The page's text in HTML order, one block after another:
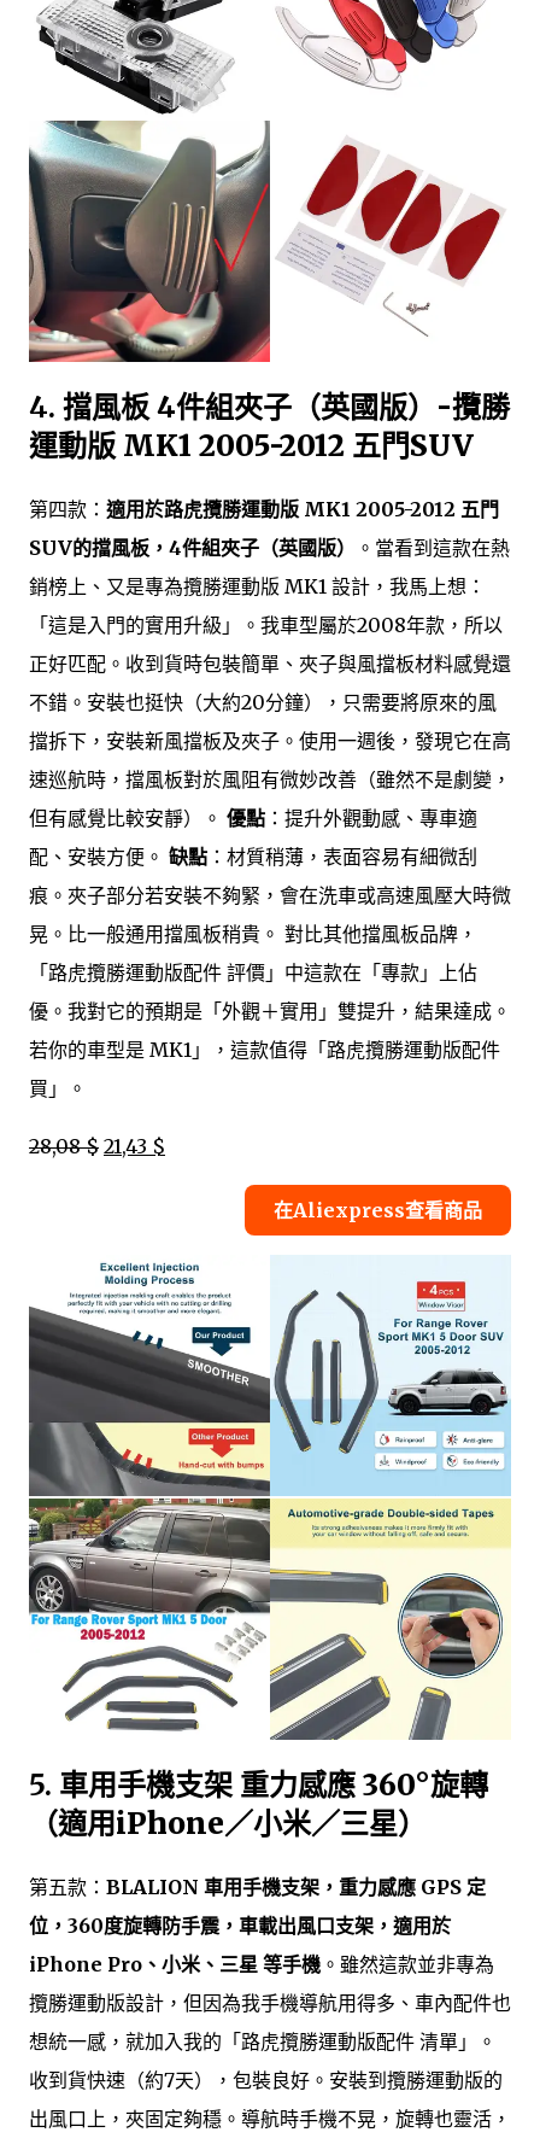
4. 擋風板 4件組夾子（英國版）-攬勝
運動版 MK1 2005-2012 五門SUV
第四款： 適用於路虎攬勝運動版 MK1 2005-2012 五門
SUV的擋風板，4件組夾子（英國版）
。當看到這款在熱
銷榜上、又是專為攬勝運動版 MK1 設計，我馬上想：
「這是入門的實用升級」。我車型屬於2008年款，所以
正好匹配。收到貨時包裝簡單、夾子與風擋板材料感覺還
不錯。安裝也挺快（大約20分鐘），只需要將原來的風
擋拆下，安裝新風擋板及夾子。使用一週後，發現它在高
速巡航時，擋風板對於風阻有微妙改善（雖然不是劇變，
但有感覺比較安靜）。 優點 ：提升外觀動感、專車適
配、安裝方便。 缺點 ：材質稍薄，表面容易有細微刮
痕。夾子部分若安裝不夠緊，會在洗車或高速風壓大時微
晃。比一般通用擋風板稍貴。 對比其他擋風板品牌，
「路虎攬勝運動版配件 評價」中這款在「專款」上佔
優。我對它的預期是「外觀＋實用」雙提升，結果達成。
若你的車型是 MK1」，這款值得「路虎攬勝運動版配件
買」。
28,08 $ 21,43 $
在Aliexpress查看商品
5. 車用手機支架 重力感應 360°旋轉
（適用iPhone／小米／三星）
第五款： BLALION 車用手機支架，重力感應 GPS 定
位，360度旋轉防手震，車載出風口支架，適用於
iPhone Pro、小米、三星 等手機 。雖然這款並非專為
攬勝運動版設計，但因為我手機導航用得多、車內配件也
想統一感，就加入我的「路虎攬勝運動版配件 清單」。
收到貨快速（約7天），包裝良好。安裝到攬勝運動版的
出風口上，夾固定夠穩。導航時手機不晃，旋轉也靈活，